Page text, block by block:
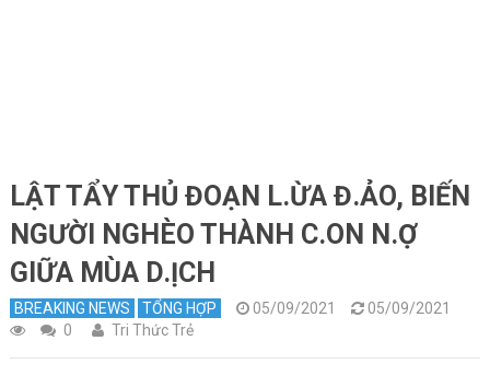
LẬT TẨY THỦ ĐOẠN L.ỪA Đ.ẢO, BIẾN
NGƯỜI NGHÈO THÀNH C.ON N.Ợ
GIỮA MÙA D.ỊCH
BREAKING NEWS TỔNG HỢP 05/09/2021
05/09/2021
0
Tri Thức Trẻ